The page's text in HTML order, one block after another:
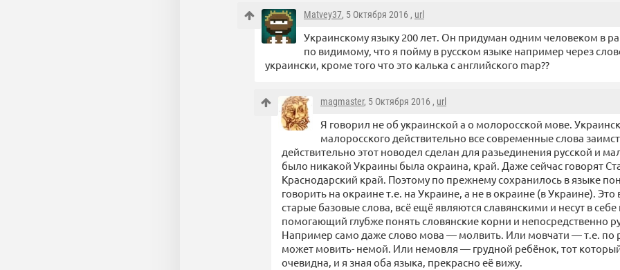
Matvey37, 5 Октября 2016 , url
Украинскому языку 200 лет. Он придуман одним человеком в
по видимому, что я пойму в русском языке например через
украински, кроме того что это калька с английского map??
magmaster, 5 Октября 2016 , url
Я говорил не об украинской а о молоросской мове.
малоросского действительно все современные слова
действительно этот новодел сделан для разьединения русской и
было никакой Украины была окраина, край. Даже сейчас говорят
Краснодарский край. Поэтому по прежнему сохранилось в языке
говорить на окраине т.е. на Украине, а не в окраине (в Украине).
старые базовые слова, всё ещё являются славянскими и несут в
помогающий глубже понять словянские корни и непосредственно
Например само даже слово мова — молвить. Или мовчати — т.е. по
может мовить- немой. Или немовля — грудной ребёнок, тот
очевидна, и я зная оба языка, прекрасно её вижу.